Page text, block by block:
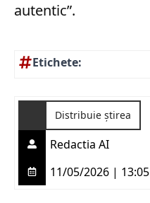
autentic”.
Etichete:
Distribuie știrea
Redactia AI
11/05/2026 | 13:05